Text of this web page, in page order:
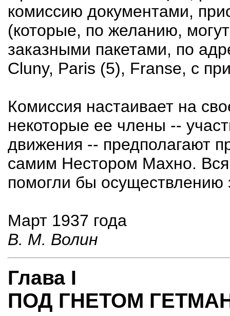
комиссию документами,
(которые, по желанию,
заказными пакетами, по
Cluny, Paris (5), Franse, с
Комиссия настаивает на
некоторые ее члены --
движения -- предполагают
самим Нестором Махно.
помогли бы осуществлению
Март 1937 года
В. М. Волин
Глава I
ПОД ГНЕТОМ